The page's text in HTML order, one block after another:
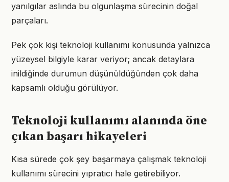
yanılgılar aslında bu olgunlaşma sürecinin doğal
parçaları.
Pek çok kişi teknoloji kullanımı konusunda yalnızca
yüzeysel bilgiyle karar veriyor; ancak detaylara
inildiğinde durumun düşünüldüğünden çok daha
kapsamlı olduğu görülüyor.
Teknoloji kullanımı alanında öne
çıkan başarı hikayeleri
Kısa sürede çok şey başarmaya çalışmak teknoloji
kullanımı sürecini yıpratıcı hale getirebiliyor.